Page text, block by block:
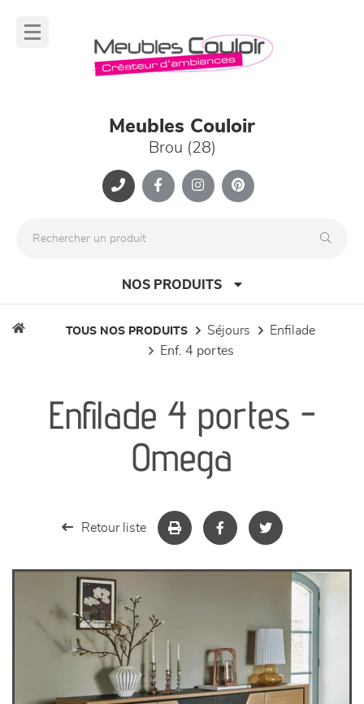
Meubles Couloir
Brou (28)
NOS PRODUITS
séjours
meubles de complément
décoration
TOUS NOS PRODUITS séjours
enfilade
enf. 4 portes
Enfilade 4 portes -
Omega
Retour liste